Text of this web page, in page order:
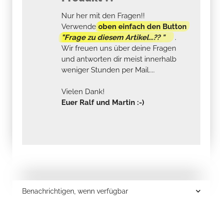
Nur her mit den Fragen!!
Verwendeoben einfach den Button
"Frage zu diesem Artikel...?? "
.
Wir freuen uns über deine Fragen
und antworten dir meist innerhalb
weniger Stunden per Mail....
Vielen Dank!
Euer Ralf und Martin :-)
Benachrichtigen, wenn verfügbar